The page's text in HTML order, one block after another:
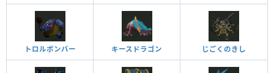
トロルボンバー キースドラゴン じごくのきし